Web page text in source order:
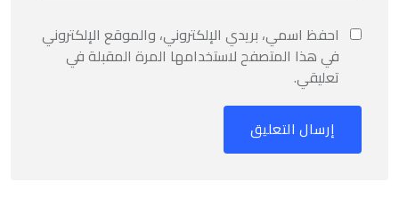
احفظ اسمي، بريدي الإلكتروني، والموقع الإلكتروني
في هذا المتصفح لاستخدامها المرة المقبلة في
تعليقي.